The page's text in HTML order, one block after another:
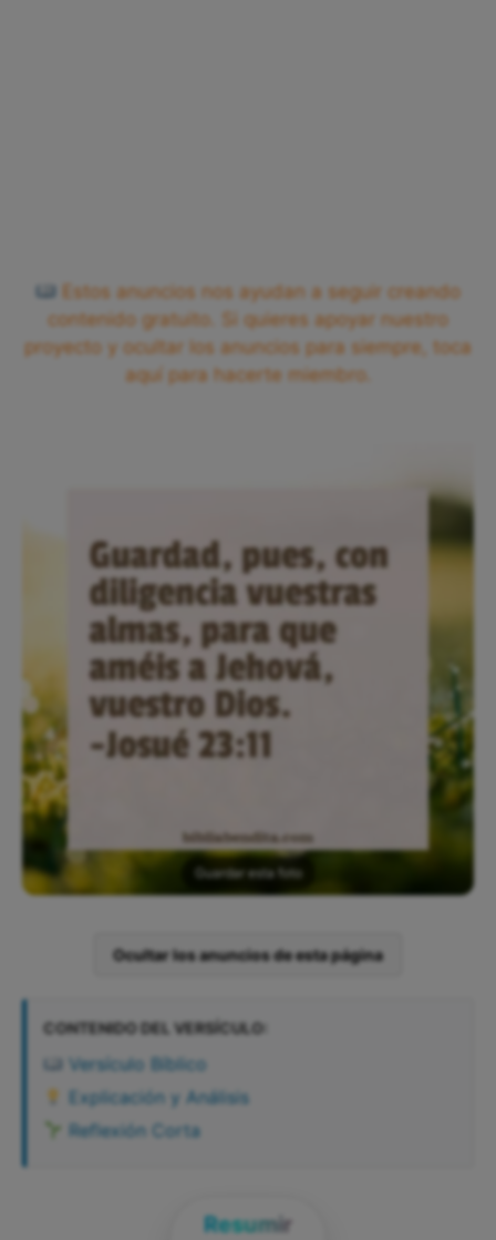
Estos anuncios nos ayudan a seguir creando
contenido gratuito. Si quieres apoyar nuestro
proyecto y ocultar los anuncios para siempre, toca
aquí para hacerte miembro.
Guardar esta foto
Ocultar los anuncios de esta página
CONTENIDO DEL VERSÍCULO:
Versículo Bíblico
Explicación y Análisis
Reflexión Corta
Resumir